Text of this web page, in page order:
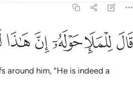
قال للملا حوله ان هاذا لساحر عليم ٣٤
قَالَ لِلْمَلَإِ حَوْلَهُۥٓ إِنَّ هَـٰذَا لَسَـٰحِرٌ عَلِيمٌۭ
ﲲﲳﲴﲵﲶ
around him, “He is indeed a